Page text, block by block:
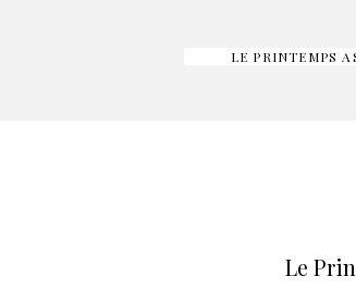
LE PRINTEMPS
Le